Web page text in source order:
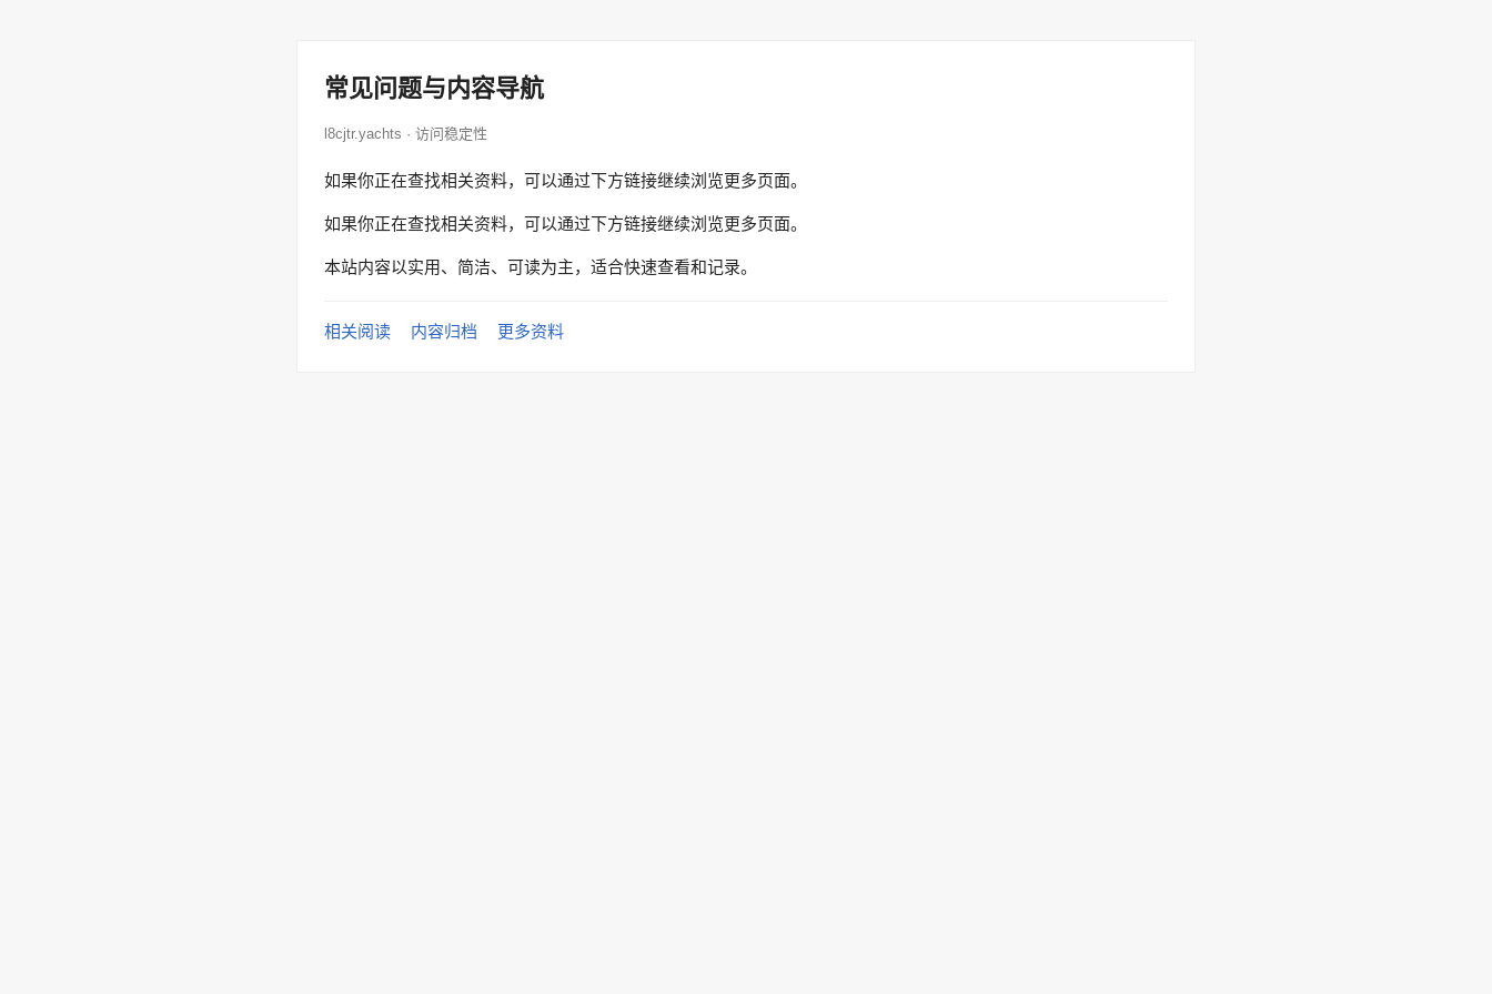
常见问题与内容导航
l8cjtr.yachts · 访问稳定性
如果你正在查找相关资料，可以通过下方链接继续浏览更多页面。
如果你正在查找相关资料，可以通过下方链接继续浏览更多页面。
本站内容以实用、简洁、可读为主，适合快速查看和记录。
相关阅读 内容归档 更多资料